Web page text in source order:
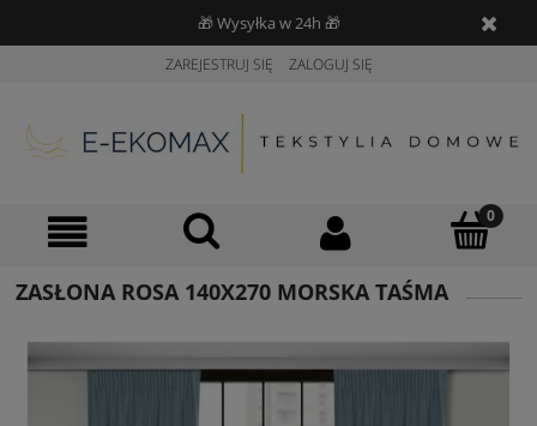
🎁 Wysyłka w 24h 🎁
ZAREJESTRUJ SIĘ ZALOGUJ SIĘ
ZASŁONA ROSA 140X270 MORSKA TAŚMA